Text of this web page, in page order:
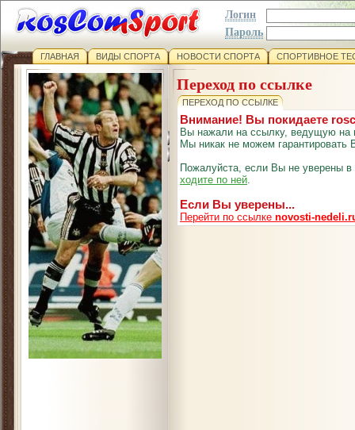
Логин
Пароль
ГЛАВНАЯ ВИДЫ СПОРТА НОВОСТИ СПОРТА СПОРТИВНОЕ
Переход по ссылке
ПЕРЕХОД ПО ССЫЛКЕ
Внимание! Вы покидаете
Вы нажали на ссылку, ведущую на
Мы никак не можем гарантировать
Пожалуйста, если Вы не уверены
ходите по ней.
Если Вы уверены...
Перейти по ссылке novosti-